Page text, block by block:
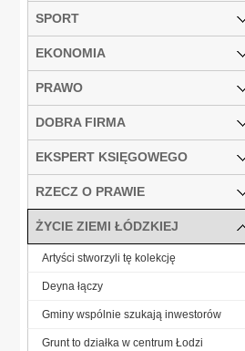
SPORT
EKONOMIA
PRAWO
DOBRA FIRMA
EKSPERT KSIĘGOWEGO
RZECZ O PRAWIE
ŻYCIE ZIEMI ŁÓDZKIEJ
Artyści stworzyli tę kolekcję
Deyna łączy
Gminy wspólnie szukają inwestorów
Grunt to działka w centrum Łodzi